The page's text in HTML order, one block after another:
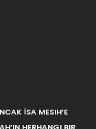
İSA MESIH’E